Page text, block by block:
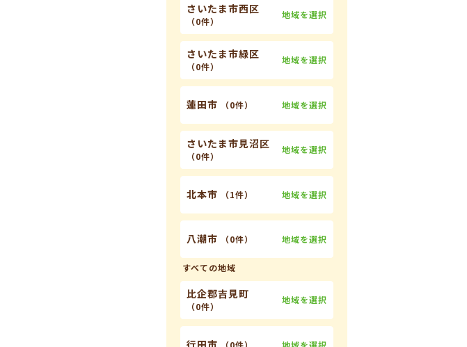
さいたま市西区
（0件）
地域を選択
さいたま市緑区
（0件）
地域を選択
蓮田市 （0件） 地域を選択
さいたま市見沼区
（0件）
地域を選択
北本市 （1件） 地域を選択
八潮市 （0件） 地域を選択
すべての地域
比企郡吉見町
（0件）
地域を選択
地域を選択